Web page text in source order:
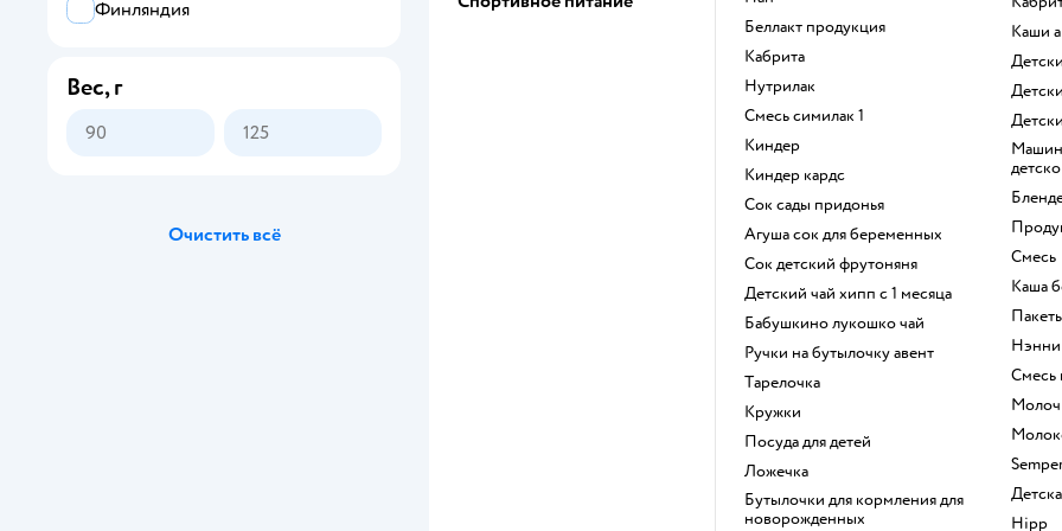
беллакт продукция
кабрита
нутрилак
смесь симилак 1
киндер
киндер кардс
сок сады придонья
агуша сок для беременных
сок детский фрутоняня
детский чай хипп с 1 месяца
бабушкино лукошко чай
ручки на бутылочку авент
тарелочка
кружки
посуда для детей
ложечка
бутылочки для кормления для
новорожденных
каши
машина для приготовления
смесь
каша
нэнни
hipp
Финляндия
Вес, г
Очистить всё